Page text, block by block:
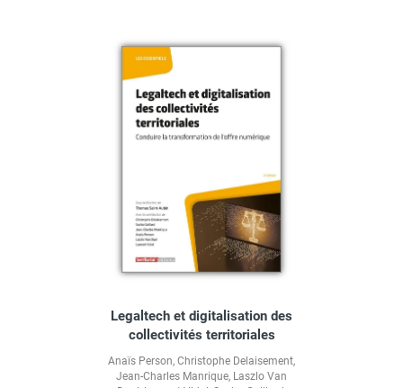
Legaltech et digitalisation des
collectivités territoriales
Anaïs Person, Christophe Delaisement,
Jean-Charles Manrique, Laszlo Van